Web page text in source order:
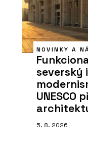
NOVINKY A
severský
UNESCO
5. 8. 2026